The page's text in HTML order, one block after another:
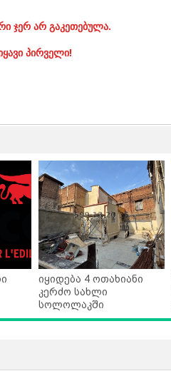
ჯერ არ გაკეთებულა.
პირველი!
იყიდება 4 ოთახიანი
კერძო სახლი
სოლოლაკში